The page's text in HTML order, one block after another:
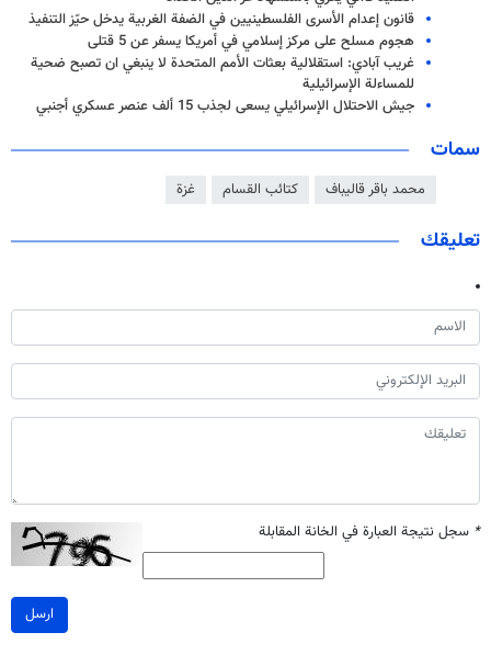
قانون إعدام الأسرى الفلسطينيين في الضفة الغربية يدخل حيّز التنفيذ
هجوم مسلح على مركز إسلامي في أمريكا يسفر عن 5 قتلى
غريب آبادي: استقلالية بعثات الأمم المتحدة لا ينبغي ان تصبح ضحية
للمساءلة الإسرائيلية
جيش الاحتلال الإسرائيلي يسعى لجذب 15 ألف عنصر عسكري أجنبي
سمات
محمد باقر قاليباف كتائب القسام غزة
تعليقك
* سجل نتيجة العبارة في الخانة المقابلة
ارسل